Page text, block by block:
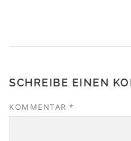
SCHREIBE EINEN
KOMMENTAR *